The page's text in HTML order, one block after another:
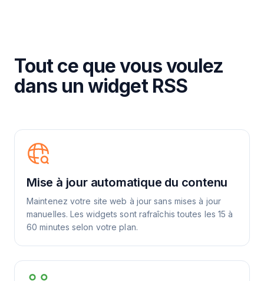
Tout ce que vous voulez
dans un widget RSS
Mise à jour automatique du contenu
Maintenez votre site web à jour sans mises à jour
manuelles. Les widgets sont rafraîchis toutes les 15 à
60 minutes selon votre plan.